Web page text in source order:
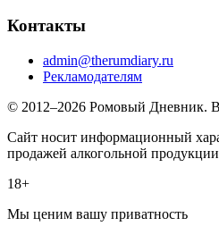
Контакты
admin@therumdiary.ru
Рекламодателям
© 2012–2026 Ромовый Дневник.
Сайт носит информационный
продажей алкогольной
18+
Мы ценим вашу приватность